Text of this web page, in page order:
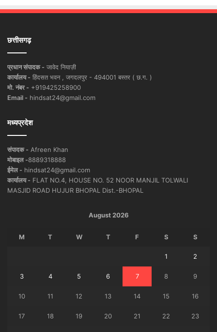
छत्तीसगढ़
प्रधान संपादक - जावेद नियाज़ी
कार्यालय - हिंदसत भवन , जगदलपुर - 494001 बस्तर ( छ.ग. )
मो. नंबर - +919425258900
Email - hindsat24@gmail.com
मध्यप्रदेश
संपादक - Afreen Khan
मोबाइल -8889318888
ईमेल - hindsat24@gmail.com
कार्यालय - FLAT NO.4, HOUSE NO. 52 NOOR MANJIL TOLWALI
MASJID ROAD HUJUR BHOPAL Dist.-BHOPAL
August 2026
M T W T F S S
1 2
3 4 5 6 7 8 9
10 11 12 13 14 15 16
17 18 19 20 21 22 23